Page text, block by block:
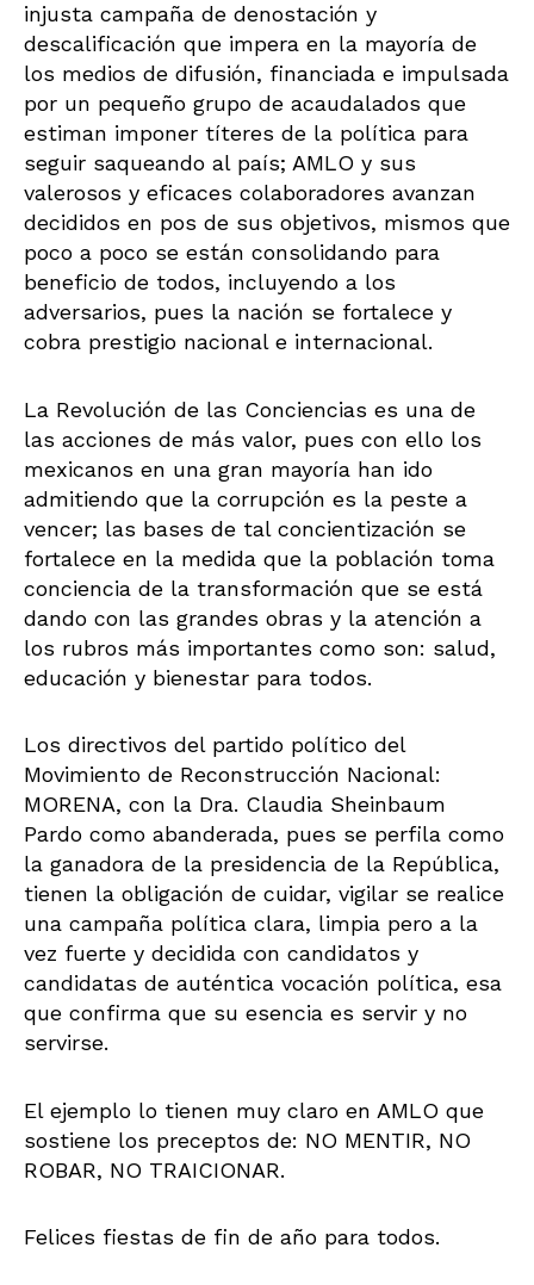
injusta campaña de denostación y
descalificación que impera en la mayoría de
los medios de difusión, financiada e impulsada
por un pequeño grupo de acaudalados que
estiman imponer títeres de la política para
seguir saqueando al país; AMLO y sus
valerosos y eficaces colaboradores avanzan
decididos en pos de sus objetivos, mismos que
poco a poco se están consolidando para
beneficio de todos, incluyendo a los
adversarios, pues la nación se fortalece y
cobra prestigio nacional e internacional.
La Revolución de las Conciencias es una de
las acciones de más valor, pues con ello los
mexicanos en una gran mayoría han ido
admitiendo que la corrupción es la peste a
vencer; las bases de tal concientización se
fortalece en la medida que la población toma
conciencia de la transformación que se está
dando con las grandes obras y la atención a
los rubros más importantes como son: salud,
educación y bienestar para todos.
Los directivos del partido político del
Movimiento de Reconstrucción Nacional:
MORENA, con la Dra. Claudia Sheinbaum
Pardo como abanderada, pues se perfila como
la ganadora de la presidencia de la República,
tienen la obligación de cuidar, vigilar se realice
una campaña política clara, limpia pero a la
vez fuerte y decidida con candidatos y
candidatas de auténtica vocación política, esa
que confirma que su esencia es servir y no
servirse.
El ejemplo lo tienen muy claro en AMLO que
sostiene los preceptos de: NO MENTIR, NO
ROBAR, NO TRAICIONAR.
Felices fiestas de fin de año para todos.